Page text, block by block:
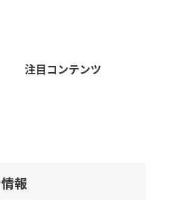
注目コンテンツ
報